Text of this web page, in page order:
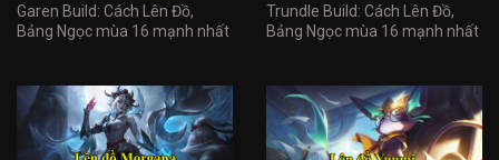
Garen Build: Cách Lên Đồ,
Bảng Ngọc mùa 16 mạnh nhất
Trundle Build: Cách Lên Đồ,
Bảng Ngọc mùa 16 mạnh nhất